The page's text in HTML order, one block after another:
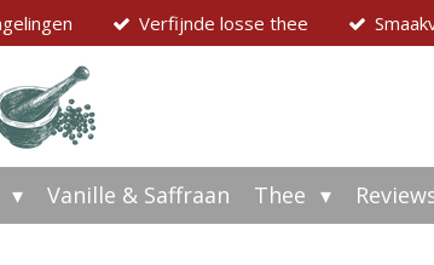
Verfijnde losse thee
Vanille & Saffraan Thee